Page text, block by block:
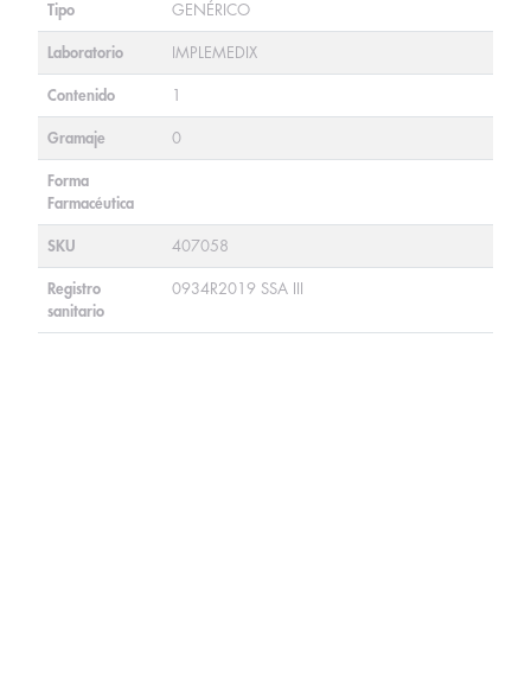
Tipo GENÉRICO
Laboratorio IMPLEMEDIX
Contenido 1
Gramaje 0
Forma
Farmacéutica
SKU 407058
Registro
sanitario
0934R2019 SSA III